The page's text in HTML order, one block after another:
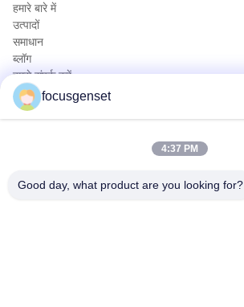
हमारे बारे में
उत्पादों
समाधान
ब्लॉग
हमसे संपर्क करें
उत्पादों
कमिंस डीजल जनरेटर सेट
औद्योगिक डीजल जीनेट
focusgenset
4:37 PM
Good day, what product are you looking for?